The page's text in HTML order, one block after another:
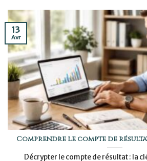
Comprendre le compte de
Décrypter le compte de résultat : la
13
Avr